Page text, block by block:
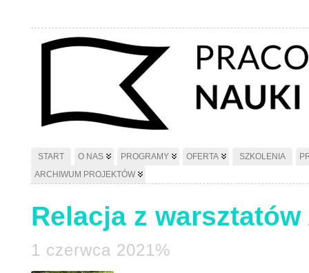
START O NAS PROGRAMY OFERTA SZKOLENIA
ARCHIWUM PROJEKTÓW
Relacja z
1 czerwca 2021%